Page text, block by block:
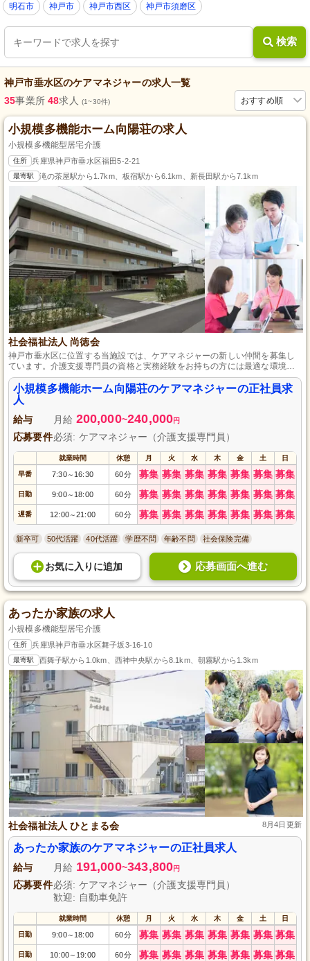
明石市 神戸市 神戸市西区 神戸市須磨区
検索
神戸市垂水区のケアマネジャーの求人一覧
おすすめ順
35事業所 48求人 (1~30件)
小規模多機能ホーム向陽荘の求人
小規模多機能型居宅介護
住所 兵庫県神戸市垂水区福田5-2-21
最寄駅 滝の茶屋駅から1.7km、板宿駅から6.1km、新長田駅から7.1km
社会福祉法人 尚徳会
神戸市垂水区に位置する当施設では、ケアマネジャーの新しい仲間を募集し
ています。介護支援専門員の資格と実務経験をお持ちの方には最適な環境
で、利用者さまのケアプラン作成や介護業務を通じて、充実した日々を送る
ことができます。ライフステージの変化に応じた柔軟な働き方が可能で、家
庭と仕事のバランスを重視する方にも理想的です。
小規模多機能ホーム向陽荘のケアマネジャーの正社員求
人
給与 月給 200,000~240,000円
応募要件必須: ケアマネジャー（介護支援専門員）
就業時間 休憩 月 火 水 木 金 土 日
早番 7:30～ 16:30 60分 募集 募集 募集 募集 募集 募集 募集
日勤 9:00～ 18:00 60分 募集 募集 募集 募集 募集 募集 募集
遅番 12:00～21:00 60分 募集 募集 募集 募集 募集 募集 募集
新卒可 50代活躍 40代活躍 学歴不問 年齢不問 社会保険完備
お気に入り に追加 応募画面へ進む
あったか家族の求人
小規模多機能型居宅介護
住所 兵庫県神戸市垂水区舞子坂3-16-10
最寄駅 西舞子駅から1.0km、西神中央駅から8.1km、朝霧駅から1.3km
社会福祉法人 ひとまる会 8月4日更新
あったか家族のケアマネジャーの正社員求人
給与 月給 191,000~343,800円
応募要件必須: ケアマネジャー（介護支援専門員）
歓迎: 自動車免許
就業時間 休憩 月 火 水 木 金 土 日
日勤 9:00～ 18:00 60分 募集 募集 募集 募集 募集 募集 募集
日勤 10:00～ 19:00 60分 募集 募集 募集 募集 募集 募集 募集